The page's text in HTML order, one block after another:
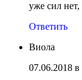
уже сил
Ответить
Виола
07.06.2018 в